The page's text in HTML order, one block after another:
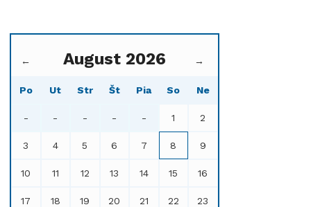
← August 2026 →
Po Ut Str Št Pia So Ne
- - - - - 1 2
3 4 5 6 7 8 9
10 11 12 13 14 15 16
17 18 19 20 21 22 23